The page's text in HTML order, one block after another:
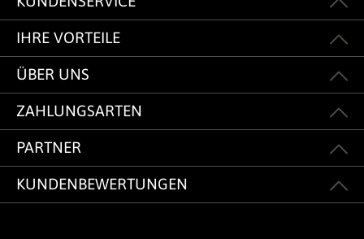
IHRE VORTEILE
ÜBER UNS
ZAHLUNGSARTEN
PARTNER
KUNDENBEWERTUNGEN